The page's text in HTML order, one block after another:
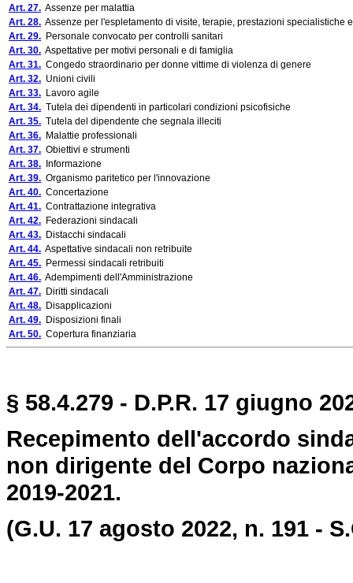
Art. 27. Assenze per malattia
Art. 28. Assenze per l'espletamento di visite, terapie, prestazioni specialistiche
Art. 29. Personale convocato per controlli sanitari
Art. 30. Aspettative per motivi personali e di famiglia
Art. 31. Congedo straordinario per donne vittime di violenza di genere
Art. 32. Unioni civili
Art. 33. Lavoro agile
Art. 34. Tutela dei dipendenti in particolari condizioni psicofisiche
Art. 35. Tutela del dipendente che segnala illeciti
Art. 36. Malattie professionali
Art. 37. Obiettivi e strumenti
Art. 38. Informazione
Art. 39. Organismo paritetico per l'innovazione
Art. 40. Concertazione
Art. 41. Contrattazione integrativa
Art. 42. Federazioni sindacali
Art. 43. Distacchi sindacali
Art. 44. Aspettative sindacali non retribuite
Art. 45. Permessi sindacali retribuiti
Art. 46. Adempimenti dell'Amministrazione
Art. 47. Diritti sindacali
Art. 48. Disapplicazioni
Art. 49. Disposizioni finali
Art. 50. Copertura finanziaria
§ 58.4.279 - D.P.R. 17 giugno
Recepimento dell'accordo
non dirigente del Corpo
2019-2021.
(G.U. 17 agosto 2022, n. 191 -